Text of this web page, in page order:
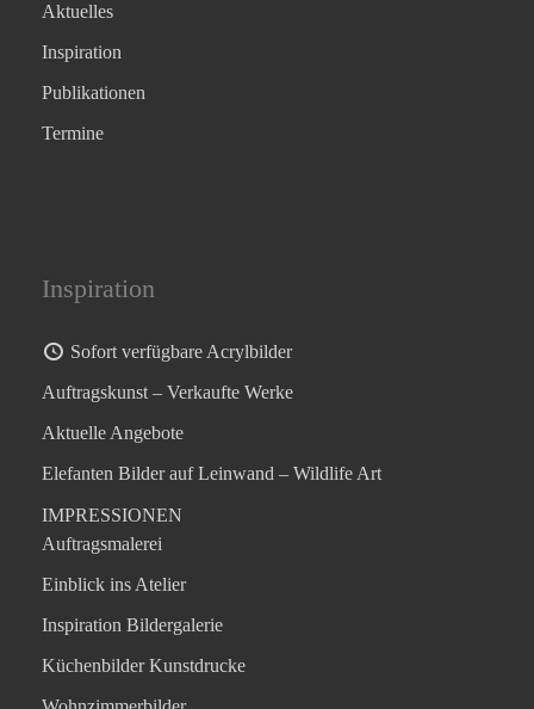
Aktuelles
Inspiration
Publikationen
Termine
Inspiration
Sofort verfügbare Acrylbilder
Auftragskunst – Verkaufte Werke
Aktuelle Angebote
Elefanten Bilder auf Leinwand – Wildlife Art
IMPRESSIONEN
Auftragsmalerei
Einblick ins Atelier
Inspiration Bildergalerie
Küchenbilder Kunstdrucke